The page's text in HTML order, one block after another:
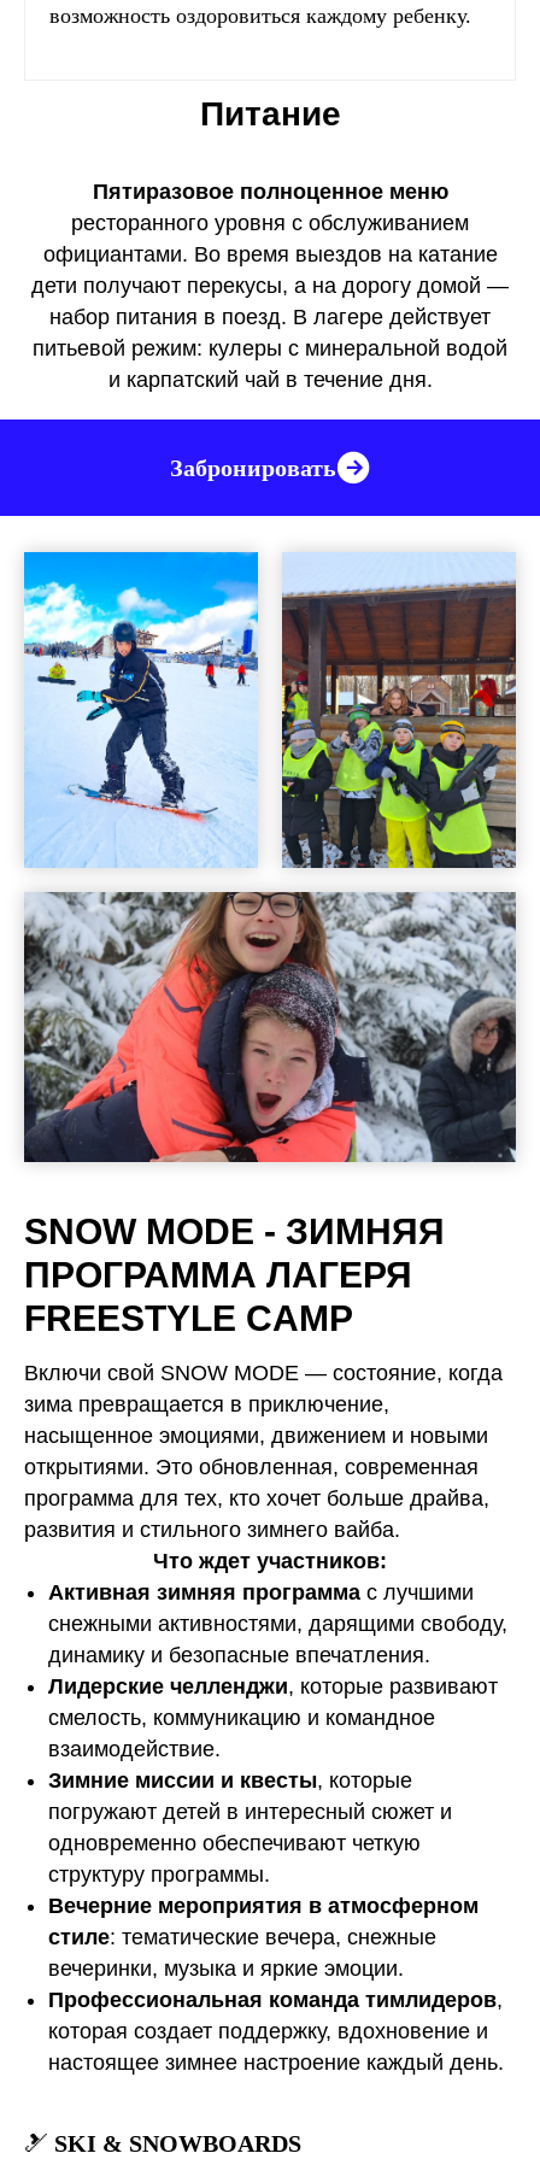
возможность оздоровиться каждому ребенку.
Питание
Пятиразовое полноценное меню
ресторанного уровня с обслуживанием
официантами. Во время выездов на катание
дети получают перекусы, а на дорогу домой —
набор питания в поезд. В лагере действует
питьевой режим: кулеры с минеральной водой
и карпатский чай в течение дня.
Забронировать
SNOW MODE - ЗИМНЯЯ
ПРОГРАММА ЛАГЕРЯ
FREESTYLE CAMP
Включи свой SNOW MODE — состояние, когда
зима превращается в приключение,
насыщенное эмоциями, движением и новыми
открытиями. Это обновленная, современная
программа для тех, кто хочет больше драйва,
развития и стильного зимнего вайба.
Что ждет участников:
Активная зимняя программа с лучшими
снежными активностями, дарящими свободу,
динамику и безопасные впечатления.
Лидерские челленджи, которые развивают
смелость, коммуникацию и командное
взаимодействие.
Зимние миссии и квесты, которые
погружают детей в интересный сюжет и
одновременно обеспечивают четкую
структуру программы.
Вечерние мероприятия в атмосферном
стиле: тематические вечера, снежные
вечеринки, музыка и яркие эмоции.
Профессиональная команда тимлидеров,
которая создает поддержку, вдохновение и
настоящее зимнее настроение каждый день.
🎿 SKI & SNOWBOARDS